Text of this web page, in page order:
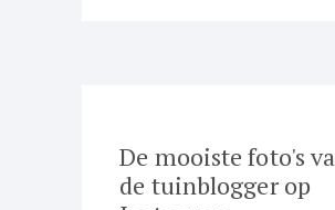
De mooiste foto's
de tuinblogger op